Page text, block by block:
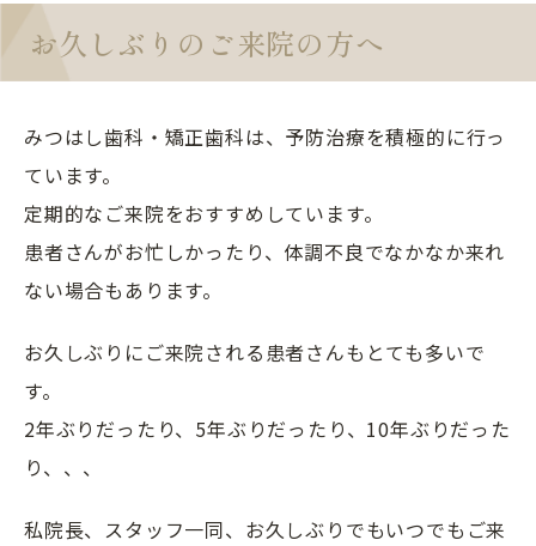
お久しぶりのご来院の方へ
みつはし歯科・矯正歯科は、予防治療を積極的に行っ
ています。
定期的なご来院をおすすめしています。
患者さんがお忙しかったり、体調不良でなかなか来れ
ない場合もあります。
お久しぶりにご来院される患者さんもとても多いで
す。
2年ぶりだったり、5年ぶりだったり、10年ぶりだった
り、、、
私院長、スタッフ一同、お久しぶりでもいつでもご来